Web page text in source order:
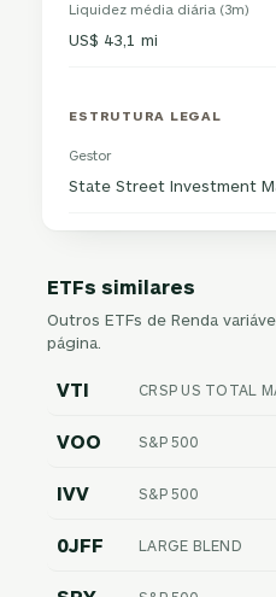
Liquidez média diária (3m)
US$ 43,1 mi
ESTRUTURA LEGAL
Gestor
State Street Investment
ETFs similares
Outros ETFs de Renda
página.
VTI CRSP US TOTAL
VOO S&P 500
IVV S&P 500
0JFF LARGE BLEND